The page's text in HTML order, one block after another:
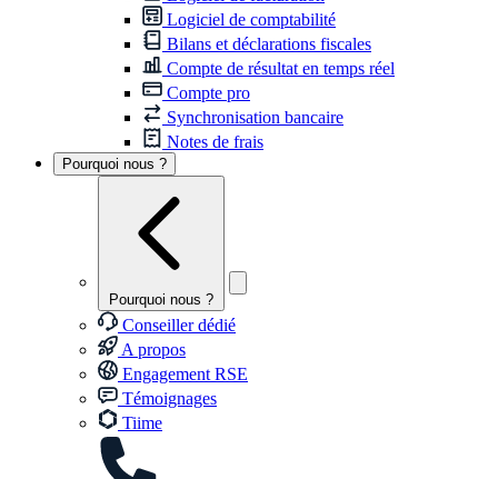
Logiciel de comptabilité
Bilans et déclarations fiscales
Compte de résultat en temps réel
Compte pro
Synchronisation bancaire
Notes de frais
Pourquoi nous ?
Pourquoi nous ?
Conseiller dédié
A propos
Engagement RSE
Témoignages
Tiime